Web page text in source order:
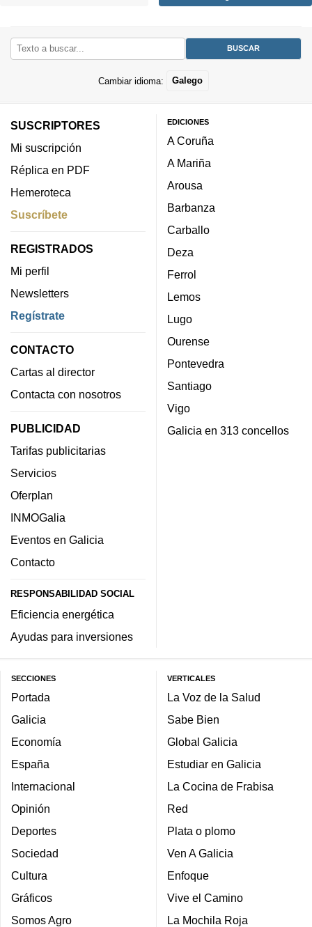
Cambiar idioma: Galego
SUSCRIPTORES
Mi suscripción
Réplica en PDF
Hemeroteca
Suscríbete
REGISTRADOS
Mi perfil
Newsletters
Regístrate
CONTACTO
Cartas al director
Contacta con nosotros
PUBLICIDAD
Tarifas publicitarias
Servicios
Oferplan
INMOGalia
Eventos en Galicia
Contacto
RESPONSABILIDAD SOCIAL
Eficiencia energética
Ayudas para inversiones
EDICIONES
A Coruña
A Mariña
Arousa
Barbanza
Carballo
Deza
Ferrol
Lemos
Lugo
Ourense
Pontevedra
Santiago
Vigo
Galicia en 313 concellos
SECCIONES
Portada
Galicia
Economía
España
Internacional
Opinión
Deportes
Sociedad
Cultura
Gráficos
Somos Agro
VERTICALES
La Voz de la Salud
Sabe Bien
Global Galicia
Estudiar en Galicia
La Cocina de Frabisa
Red
Plata o plomo
Ven A Galicia
Enfoque
Vive el Camino
La Mochila Roja